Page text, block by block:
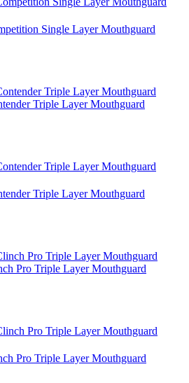
Single Layer Mouthguard
Triple Layer Mouthguard
Triple Layer Mouthguard
Pro Triple Layer Mouthguard
Pro Triple Layer Mouthguard